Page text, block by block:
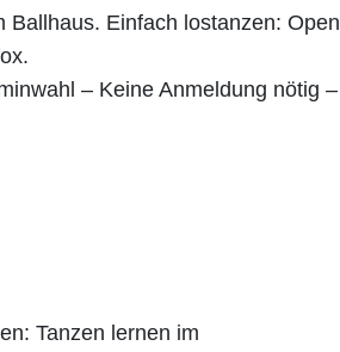
Ballhaus. Einfach lostanzen: Open
– Keine Anmeldung nötig –
Tanzen lernen im